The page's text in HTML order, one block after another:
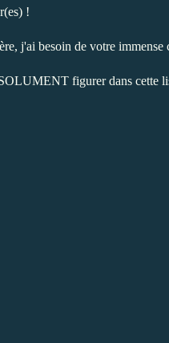
!
j'ai besoin de votre
figurer dans cette